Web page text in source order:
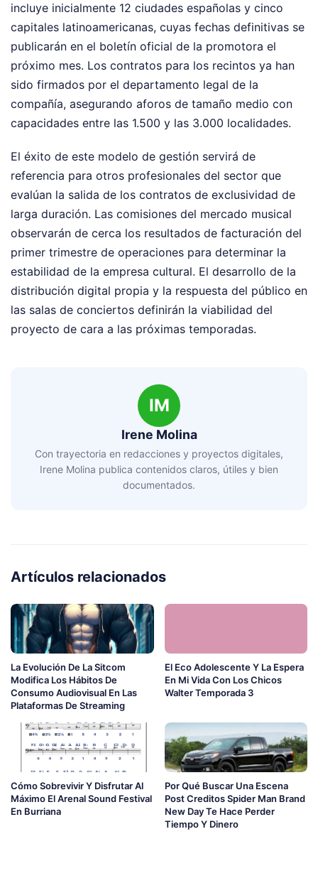
incluye inicialmente 12 ciudades españolas y cinco
capitales latinoamericanas, cuyas fechas definitivas se
publicarán en el boletín oficial de la promotora el
próximo mes. Los contratos para los recintos ya han
sido firmados por el departamento legal de la
compañía, asegurando aforos de tamaño medio con
capacidades entre las 1.500 y las 3.000 localidades.
El éxito de este modelo de gestión servirá de
referencia para otros profesionales del sector que
evalúan la salida de los contratos de exclusividad de
larga duración. Las comisiones del mercado musical
observarán de cerca los resultados de facturación del
primer trimestre de operaciones para determinar la
estabilidad de la empresa cultural. El desarrollo de la
distribución digital propia y la respuesta del público en
las salas de conciertos definirán la viabilidad del
proyecto de cara a las próximas temporadas.
IM
Irene Molina
Con trayectoria en redacciones y proyectos digitales,
Irene Molina publica contenidos claros, útiles y bien
documentados.
Artículos relacionados
La Evolución De La Sitcom
Modifica Los Hábitos De
Consumo Audiovisual En Las
Plataformas De Streaming
El Eco Adolescente Y La Espera
En Mi Vida Con Los Chicos
Walter Temporada 3
Cómo Sobrevivir Y Disfrutar Al
Máximo El Arenal Sound Festival
En Burriana
Por Qué Buscar Una Escena
Post Creditos Spider Man Brand
New Day Te Hace Perder
Tiempo Y Dinero